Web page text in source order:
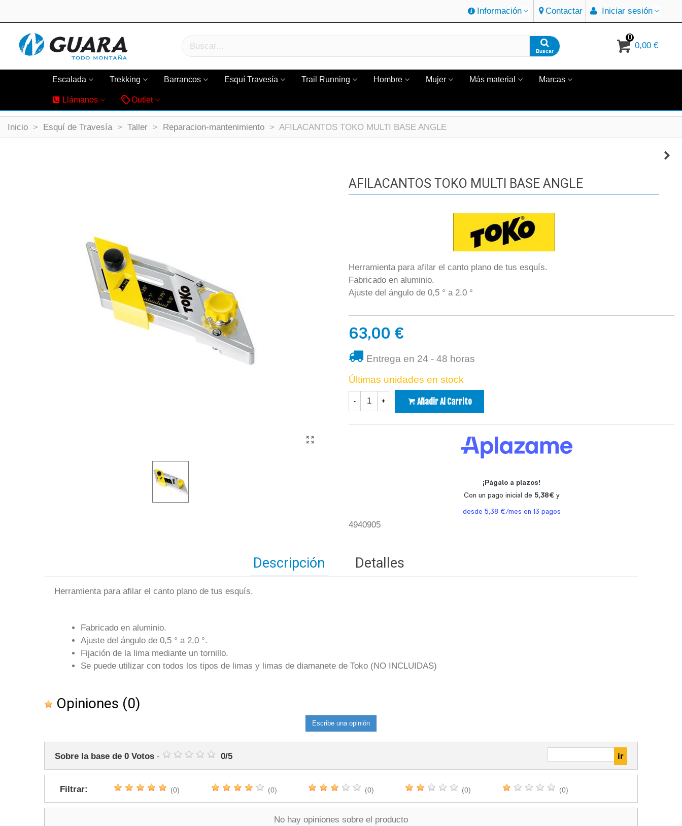
Información Contactar Iniciar sesión
Buscar
0
0,00 €
Escalada Trekking Barrancos Esquí Travesía Trail Running Hombre Mujer Más material Marcas
Llámanos Outlet
Inicio > Esquí de Travesía > Taller > Reparacion-mantenimiento > AFILACANTOS TOKO MULTI BASE ANGLE
AFILACANTOS TOKO MULTI BASE ANGLE
Herramienta para afilar el canto plano de tus esquís.
Fabricado en aluminio.
Ajuste del ángulo de 0,5 ° a 2,0 °
63,00 €
Entrega en 24 - 48 horas
Últimas unidades en stock
- + Añadir Al Carrito
4940905
Descripción Detalles
Herramienta para afilar el canto plano de tus esquís.
Fabricado en aluminio.
Ajuste del ángulo de 0,5 ° a 2,0 °.
Fijación de la lima mediante un tornillo.
Se puede utilizar con todos los tipos de limas y limas de diamanete de Toko (NO INCLUIDAS)
Opiniones (0)
Escribe una opinión
Sobre la base de 0 Votos - 0/5
Filtrar: (0) (0) (0) (0) (0)
No hay opiniones sobre el producto